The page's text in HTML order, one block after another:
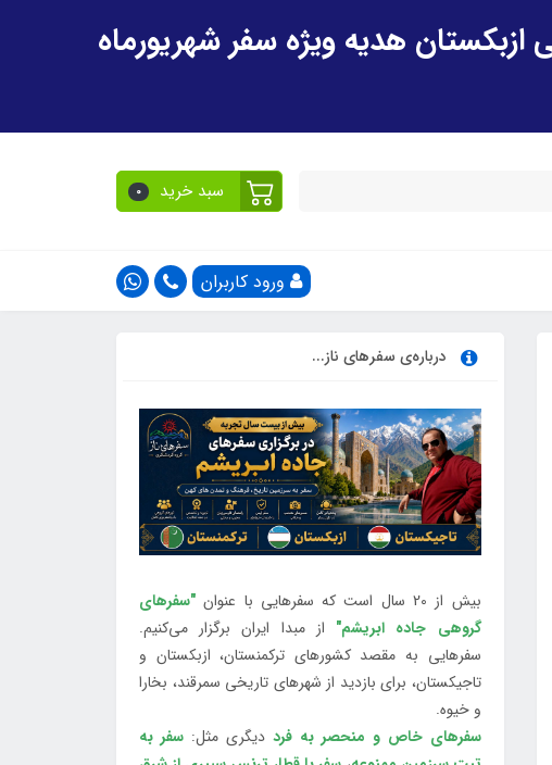
سبد خرید 0
ورود کاربران
درباره‌ی سفرهای ناز...
بیش از 20 سال است که سفرهایی با عنوان
"سفرهای
گروهی جاده ابریشم" از مبدا ایران برگزار می‌کنیم.
سفرهایی به مقصد کشورهای ترکمنستان، ازبکستان و
تاجیکستان، برای بازدید از شهرهای تاریخی سمرقند، بخارا
و خیوه.
سفرهای خاص و منحصر به فرددیگری مثل:سفر به